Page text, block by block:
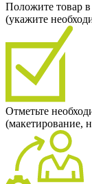
Положите товар в
(укажите
Отметьте
(макетирование,